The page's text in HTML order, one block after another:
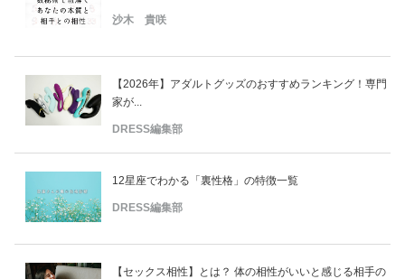
沙木 貴咲
【2026年】アダルトグッズのおすすめランキング！専門
家が...
DRESS編集部
12星座でわかる「裏性格」の特徴一覧
DRESS編集部
【セックス相性】とは？ 体の相性がいいと感じる相手の